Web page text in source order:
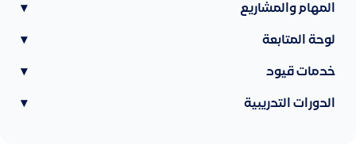
المهام والمشاريع ▾
لوحة المتابعة ▾
خدمات قيود ▾
الدورات التدريبية ▾